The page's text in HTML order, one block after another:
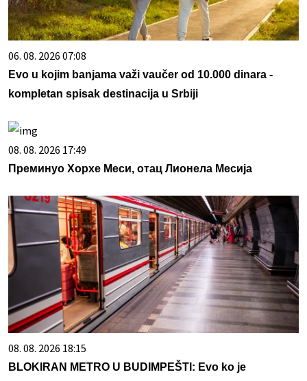
06. 08. 2026 07:08
Evo u kojim banjama važi vaučer od 10.000 dinara -
kompletan spisak destinacija u Srbiji
08. 08. 2026 17:49
Преминуо Хорхе Меси, отац Лионела Месија
08. 08. 2026 18:15
BLOKIRAN METRO U BUDIMPEŠTI: Evo ko je